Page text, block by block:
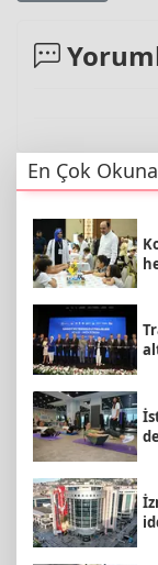
En Çok